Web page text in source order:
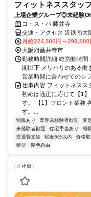
フィットネススタッ
上場企業グループ◎未経験
コ・ス・パ 藤井寺
交通・アクセス 近鉄南大
ビル」4階
月給224,500円～299,500
大阪府藤井寺市
勤務時間詳細 総労働時
間以下 メリハリのある
営業時間に合わせてのシ
仕事内容 フィットネスス
初めは適正に応じて【1
す。 【1】フロント業務
す。...
制服あり 業界未経験者歓迎 変
未経験者歓迎
住宅手当あり 経
交通費支給
駅近5分以内 資格
髪型・髪色自由
正社員